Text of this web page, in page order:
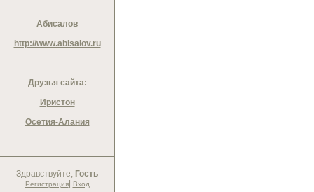
Абисалов
http://www.abisalov.ru
Друзья сайта:
Иристон
Осетия-Алания
Здравствуйте, Гость
Регистрация| Вход